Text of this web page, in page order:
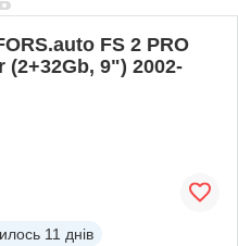
FS 2 PRO
9") 2002-
11 днів